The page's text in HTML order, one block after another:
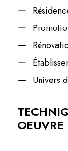
Univers
OEUVRE